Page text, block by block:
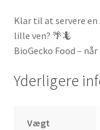
Klar til at servere
lille ven? 🌴🦎
BioGecko Food –
Yderligere
Vægt